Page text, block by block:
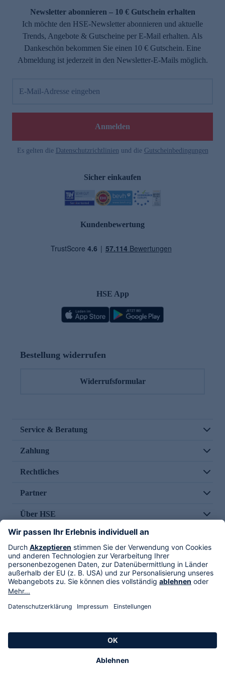
Newsletter abonnieren – 10 € Gutschein erhalten
Ich möchte den HSE-Newsletter abonnieren und aktuelle
Trends, Angebote & Gutscheine per E-Mail erhalten. Als
Dankeschön bekommen Sie einen 10 € Gutschein. Eine
Abmeldung ist jederzeit in den Newsletter-E-Mails möglich.
E-Mail-Adresse eingeben
Anmelden
Es gelten die Datenschutzrichtlinien und die Gutscheinbedingungen
Sicher einkaufen
Kundenbewertung
HSE App
Bestellung widerrufen
Widerrufsformular
Service & Beratung
Zahlung
Rechtliches
Partner
Über HSE
Im TV
HSE International